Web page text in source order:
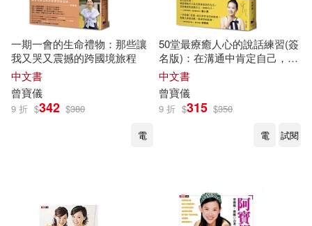
一期一會的生命禮物：那些讓
我又哭又震撼的跨國境旅程
中文書
曾寶儀
9 折 $342 $380
電
50堂最療癒人心的說話練習(簽
名版)：在溝通中肯定自己，觸
動他人
中文書
曾寶儀
9 折 $315 $350
電
試閱